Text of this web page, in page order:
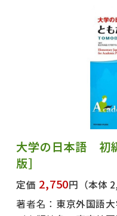
大学の日本語 初
版］
定価 2,750円 （本体
著者名： 東京外国語